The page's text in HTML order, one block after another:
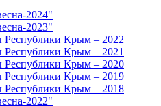
2024"
2023"
Республики Крым – 2022
Республики Крым – 2021
Республики Крым – 2020
Республики Крым – 2019
Республики Крым – 2018
2022"